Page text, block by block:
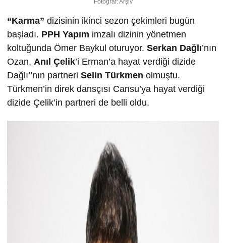
Fotoğraf: Arşiv
“Karma” dizisinin ikinci sezon çekimleri bugün
başladı. PPH Yapım imzalı dizinin yönetmen
koltuğunda Ömer Baykul oturuyor. Serkan Dağlı’nın
Ozan, Anıl Çelik’i Erman’a hayat verdiği dizide
Dağlı’’nın partneri Selin Türkmen olmuştu.
Türkmen’in direk dansçısı Cansu’ya hayat verdiği
dizide Çelik’in partneri de belli oldu.